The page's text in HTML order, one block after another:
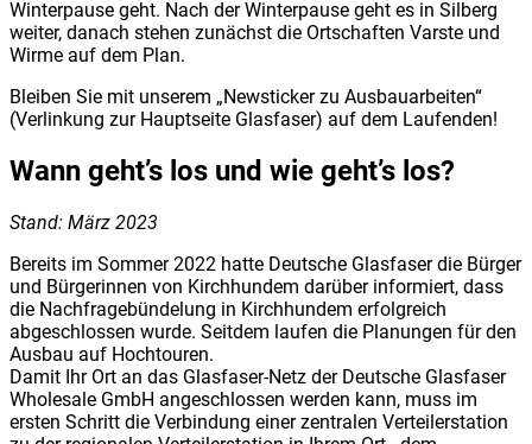
Winterpause geht. Nach der Winterpause geht es in Silberg
weiter, danach stehen zunächst die Ortschaften Varste und
Wirme auf dem Plan.
Bleiben Sie mit unserem „Newsticker zu Ausbauarbeiten“
(Verlinkung zur Hauptseite Glasfaser) auf dem Laufenden!
Wann geht’s los und wie geht’s los?
Stand: März 2023
Bereits im Sommer 2022 hatte Deutsche Glasfaser die Bürger
und Bürgerinnen von Kirchhundem darüber informiert, dass
die Nachfragebündelung in Kirchhundem erfolgreich
abgeschlossen wurde. Seitdem laufen die Planungen für den
Ausbau auf Hochtouren.
Damit Ihr Ort an das Glasfaser-Netz der Deutsche Glasfaser
Wholesale GmbH angeschlossen werden kann, muss im
ersten Schritt die Verbindung einer zentralen Verteilerstation